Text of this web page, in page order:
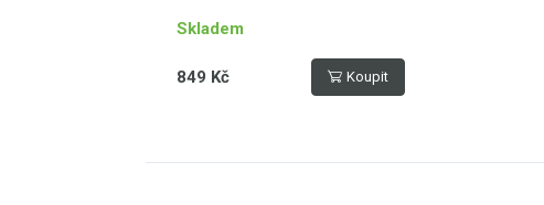
Skladem
849 Kč Koupit